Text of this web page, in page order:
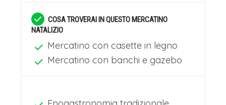
COSA TROVERAI IN QUESTO MERCATINO
NATALIZIO
Mercatino con casette in legno
Mercatino con banchi e gazebo